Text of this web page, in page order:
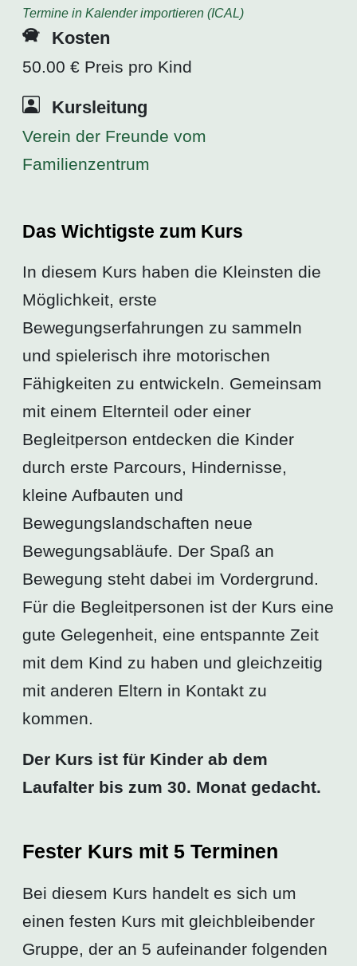
Termine in Kalender importieren (ICAL)
Kosten
50.00 € Preis pro Kind
Kursleitung
Verein der Freunde vom
Familienzentrum
Das Wichtigste zum Kurs
In diesem Kurs haben die Kleinsten die
Möglichkeit, erste
Bewegungserfahrungen zu sammeln
und spielerisch ihre motorischen
Fähigkeiten zu entwickeln. Gemeinsam
mit einem Elternteil oder einer
Begleitperson entdecken die Kinder
durch erste Parcours, Hindernisse,
kleine Aufbauten und
Bewegungslandschaften neue
Bewegungsabläufe. Der Spaß an
Bewegung steht dabei im Vordergrund.
Für die Begleitpersonen ist der Kurs eine
gute Gelegenheit, eine entspannte Zeit
mit dem Kind zu haben und gleichzeitig
mit anderen Eltern in Kontakt zu
kommen.
Der Kurs ist für Kinder ab dem
Laufalter bis zum 30. Monat gedacht.
Fester Kurs mit 5 Terminen
Bei diesem Kurs handelt es sich um
einen festen Kurs mit gleichbleibender
Gruppe, der an 5 aufeinander folgenden